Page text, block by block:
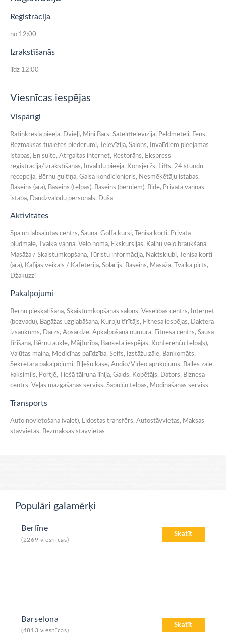
Reģistrācija
no 12:00
Izrakstīšanās
līdz 12:00
Viesnīcas iespējas
Vispārīgi
Ratiņkrēsla pieeja, Dvieļi, Mini Bārs, Satelīttelevīzija, Peldmēteļi, Fēns,
Bezmaksas tualetes piederumi, Televīzija, Salons, Invalīdiem pieejamas
istabas, En suite, Ātrgaitas internet, Restorāns, Ekspress
reģistrācija/izrakstīšanās, Invalīdu pieeja, Konsjeržs, Lifts, 24 stundu
recepcija, Bērnu gultiņa, Gaisa kondicionieris, Nesmēķētāju istabas,
Baseins (āra), Baseins (telpās), Baseins (bērniem), Bidē, Privātā vannas
istaba, Daudzvalodu personāls, Duša
Aktivitātes
Spa un labsajūtas centrs, Sauna, Golfa kursi, Tenisa korti, Privāta
pludmale, Tvaika vanna, Velo noma, Ekskursijas, Kalnu velo braukšana,
Masāža / Skaistumkopšana, Tūristu informācija, Naktsklubi, Tenisa korti
(āra), Kafijas veikals / Kafetērija, Solārijs, Baseins, Masāža, Tvaika pirts,
Džakuzzi
Pakalpojumi
Bērnu pieskatīšana, Skaistumkopšanas salons, Veselības centrs, Internet
(bezvadu), Bagāžas uzglabāšana, Kurpju tīrītājs, Fitnesa iespējas, Daktera
izsaukums, Dārzs, Apsardze, Apkalpošana numurā, Fitnesa centrs, Sausā
tīrīšana, Bērnu aukle, Mājturība, Banketa iespējas, Konferenču telpa(s),
Valūtas maiņa, Medicīnas palīdzība, Seifs, Izstāžu zāle, Bankomāts,
Sekretāra pakalpojumi, Biļešu kase, Audio/Video aprīkojums, Balles zāle,
Faksimils, Portjē, Tiešā tālruņa līnija, Galds, Kopētājs, Dators, Biznesa
centrs, Veļas mazgāšanas serviss, Sapulču telpas, Modināšanas serviss
Transports
Auto novietošana (valet), Lidostas transfērs, Autostāvvietas, Maksas
stāvvietas, Bezmaksas stāvvietas
Populāri galamērķi
Skatīt
Berlīne
(2269 viesnīcas)
Skatīt
Barselona
(4813 viesnīcas)